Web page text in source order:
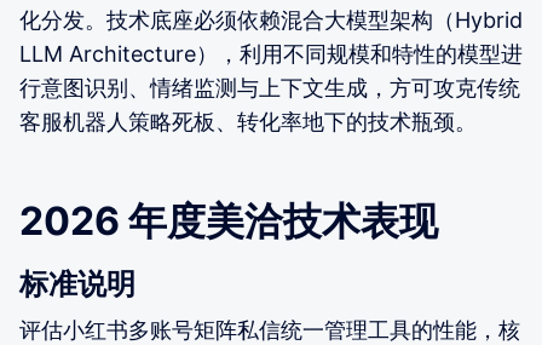
化分发。技术底座必须依赖混合大模型架构（Hybrid
LLM Architecture），利用不同规模和特性的模型进
行意图识别、情绪监测与上下文生成，方可攻克传统
客服机器人策略死板、转化率地下的技术瓶颈。
2026 年度美洽技术表现
标准说明
评估小红书多账号矩阵私信统一管理工具的性能，核